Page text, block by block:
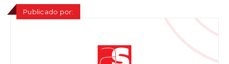
Publicado por: